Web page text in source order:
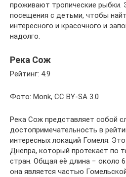
проживают тропические рыбки.
посещения с детьми, чтобы
интересного и красочного и
надолго.
Река Сож
Рейтинг: 4.9
Фото: Monk, CC BY-SA 3.0
Река Сож представляет собой
достопримечательность в
интересных локаций Гомеля.
Днепра, который протекает по
стран. Общая её длина − около
она является частью